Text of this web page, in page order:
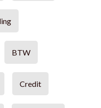
BTW
Credit